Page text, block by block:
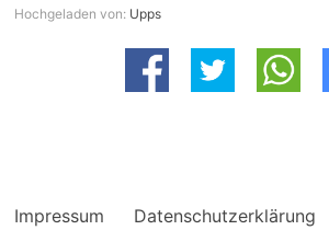
Hochgeladen von: Upps
Impressum Datenschutzerklärung